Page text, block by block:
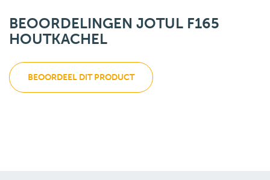
BEOORDELINGEN JOTUL F165
HOUTKACHEL
BEOORDEEL DIT PRODUCT